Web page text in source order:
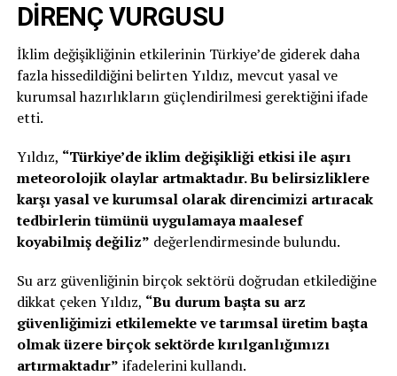
DİRENÇ VURGUSU
İklim değişikliğinin etkilerinin Türkiye’de giderek daha
fazla hissedildiğini belirten Yıldız, mevcut yasal ve
kurumsal hazırlıkların güçlendirilmesi gerektiğini ifade
etti.
Yıldız, “Türkiye’de iklim değişikliği etkisi ile aşırı
meteorolojik olaylar artmaktadır. Bu belirsizliklere
karşı yasal ve kurumsal olarak direncimizi artıracak
tedbirlerin tümünü uygulamaya maalesef
koyabilmiş değiliz” değerlendirmesinde bulundu.
Su arz güvenliğinin birçok sektörü doğrudan etkilediğine
dikkat çeken Yıldız, “Bu durum başta su arz
güvenliğimizi etkilemekte ve tarımsal üretim başta
olmak üzere birçok sektörde kırılganlığımızı
artırmaktadır” ifadelerini kullandı.